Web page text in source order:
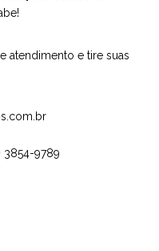
atendimento e tire suas
3854-9789